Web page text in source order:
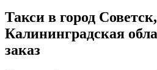
Такси в город Советск,
Калининградская
заказ